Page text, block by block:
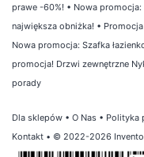
prawe -60%! • Nowa
największa obniżka! •
Nowa promocja: Szafka
promocja! Drzwi zewnętrzne
porady
Dla sklepów • O Nas • Polityka
Kontakt • © 2022-2026